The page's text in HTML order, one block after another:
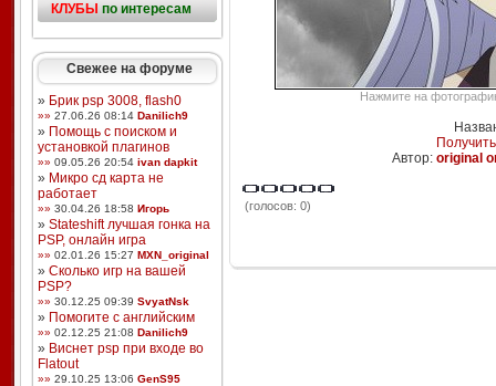
КЛУБЫ по интересам
Свежее на форуме
» Брик psp 3008, flash0
»» 27.06.26 08:14 Danilich9
» Помощь с поиском и
установкой плагинов
»» 09.05.26 20:54 ivan dapkit
» Микро сд карта не
работает
»» 30.04.26 18:58 Игорь
» Stateshift лучшая гонка на
PSP, онлайн игра
»» 02.01.26 15:27 MXN_original
» Сколько игр на вашей
PSP?
»» 30.12.25 09:39 SvyatNsk
» Помогите с английским
»» 02.12.25 21:08 Danilich9
» Виснет psp при входе во
Flatout
»» 29.10.25 13:06 GenS95
Нажмите на
Автор: original
(голосов: 0)